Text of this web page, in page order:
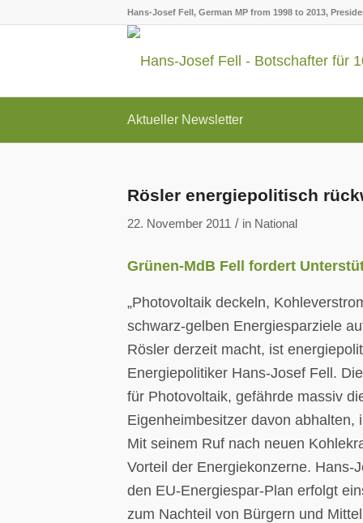
Hans-Josef Fell, German MP from 1998 to 2013,
Aktueller Newsletter
Rösler energiepolitisch
22. November 2011 / in National
Grünen-MdB Fell fordert
„Photovoltaik deckeln,
schwarz-gelben Energiesparziele
Rösler derzeit macht, ist
Energiepolitiker Hans-Josef Fell.
für Photovoltaik, gefährde massiv
Eigenheimbesitzer davon
Mit seinem Ruf nach neuen
Vorteil der Energiekonzerne. Hans-
den EU-Energiespar-Plan erfolgt
zum Nachteil von Bürgern und